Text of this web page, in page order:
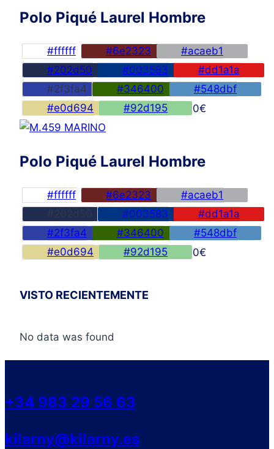
Polo Piqué Laurel Hombre
#ffffff #6e2323
#acaeb1
#202d50
#003583
#dd1a1a
#2f3fa4
#346400
#548dbf
#e0d694
#92d195 45,00€
Polo Piqué Laurel Hombre
#ffffff #6e2323
#acaeb1
#003583
#dd1a1a
#2f3fa4
#346400
#548dbf
#e0d694
#92d195 45,00€
VISTO RECIENTEMENTE
No data was found
+34 983 29 56 63
kilarny@kilarny.es